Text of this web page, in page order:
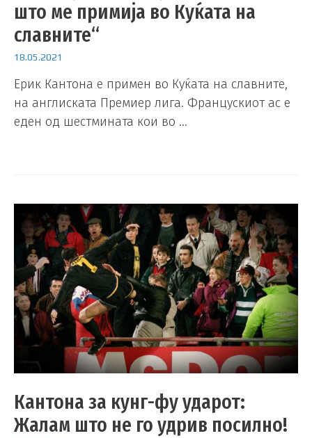
што ме примија во Куќата на
славните“
18.05.2021
Ерик Кантона е примен во Куќата на славните,
на англиската Премиер лига. Францускиот ас е
еден од шестмината кои во …
Кантона за кунг-фу ударот:
Жалам што не го удрив посилно!